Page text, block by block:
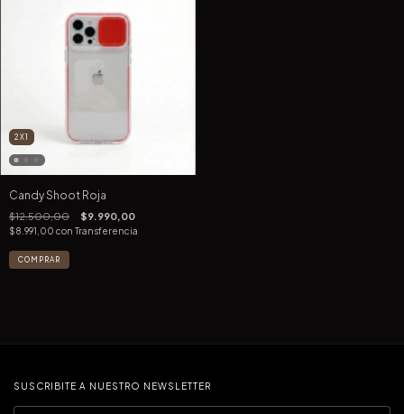
2X1
Candy Shoot Roja
$12.500,00 $9.990,00
$8.991,00 con Transferencia
COMPRAR
SUSCRIBITE A NUESTRO NEWSLETTER